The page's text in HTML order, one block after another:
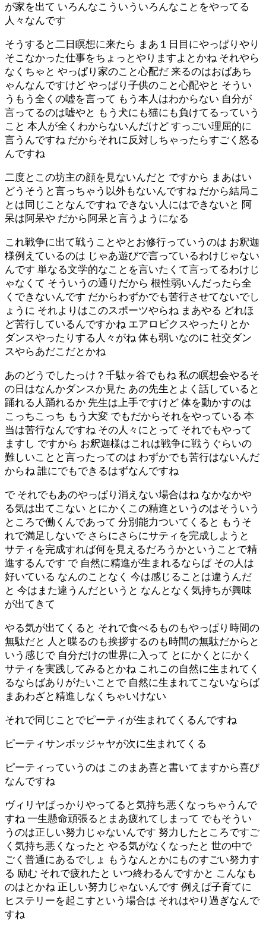
が家を出て いろんなこういういろんなことをやってる
人々なんです
そうすると二日瞑想に来たら まあ１日目にやっぱりやり
そこなかった仕事をちょっとやりますよとかね それやら
なくちゃと やっぱり家のこと心配だ 来るのはおばあち
ゃんなんですけど やっぱり子供のこと心配やと そうい
うもう全くの嘘を言って もう本人はわからない 自分が
言ってるのは嘘やと もう犬にも猫にも負けてるっていう
こと 本人が全くわからないんだけど すっごい理屈的に
言うんですね だからそれに反対しちゃったらすごく怒る
んですね
二度とこの坊主の顔を見ないんだと ですから まあはい
どうそうと言っちゃう以外もないんですね だから結局こ
とは同じことなんですね できない人にはできないと 阿
呆は阿呆や だから阿呆と言うようになる
これ戦争に出て戦うことやとお修行っていうのは お釈迦
様例えているのは じゃあ遊びで言っているわけじゃない
んです 単なる文学的なことを言いたくて言ってるわけじ
ゃなくて そういうの通りだから 根性弱いんだったら全
くできないんです だからわずかでも苦行させてないでし
ょうに それよりはこのスポーツやらね まあやる どれほ
ど苦行しているんですかね エアロビクスやったりとか
ダンスやったりする人々がね 体も弱いなのに 社交ダン
スやらあだこだとかね
あのどうでしたっけ？千駄ヶ谷でもね 私の瞑想会やるそ
の日はなんかダンスか見た あの先生とよく話していると
踊れる人踊れるか 先生は上手ですけど 体を動かすのは
こっちこっち もう大変 でもだからそれをやっている 本
当は苦行なんですね その人々にとって それでもやって
ますし ですから お釈迦様はこれは戦争に戦うぐらいの
難しいことと言ったってのは わずかでも苦行はないんだ
からね 誰にでもできるはずなんですね
で それでもあのやっぱり消えない場合はね なかなかや
る気は出てこない とにかくこの精進というのはそういう
ところで働くんであって 分別能力ついてくると もうそ
れで満足しないで さらにさらにサティを完成しようと
サティを完成すれば何を見えるだろうかということで精
進するんです で 自然に精進が生まれるならば その人は
好いている なんのことなく 今は感じることは違うんだ
と 今はまた違うんだというと なんとなく気持ちが興味
が出てきて
やる気が出てくると それで食べるものもやっぱり時間の
無駄だと 人と喋るのも挨拶するのも時間の無駄だからと
いう感じで 自分だけの世界に入って とにかくとにかく
サティを実践してみるとかね これこの自然に生まれてく
るならばありがたいことで 自然に生まれてこないならば
まあわざと精進しなくちゃいけない
それで同じことでピーティが生まれてくるんですね
ピーティサンボッジャヤが次に生まれてくる
ピーティっていうのは このまあ喜と書いてますから喜び
なんですね
ヴィリヤばっかりやってると気持ち悪くなっちゃうんで
すね 一生懸命頑張るとまあ疲れてしまって でもそうい
うのは正しい努力じゃないんです 努力したところですご
く気持ち悪くなったと やる気がなくなったと 世の中で
ごく普通にあるでしょ もうなんとかにものすごい努力す
る 励む それで疲れたと いつ終わるんですかと こんなも
のはとかね 正しい努力じゃないんです 例えば子育てに
ヒステリーを起こすという場合は それはやり過ぎなんで
すね